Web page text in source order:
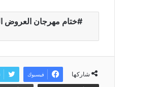
ختام مهرجان العروض
شاركها فيسبوك